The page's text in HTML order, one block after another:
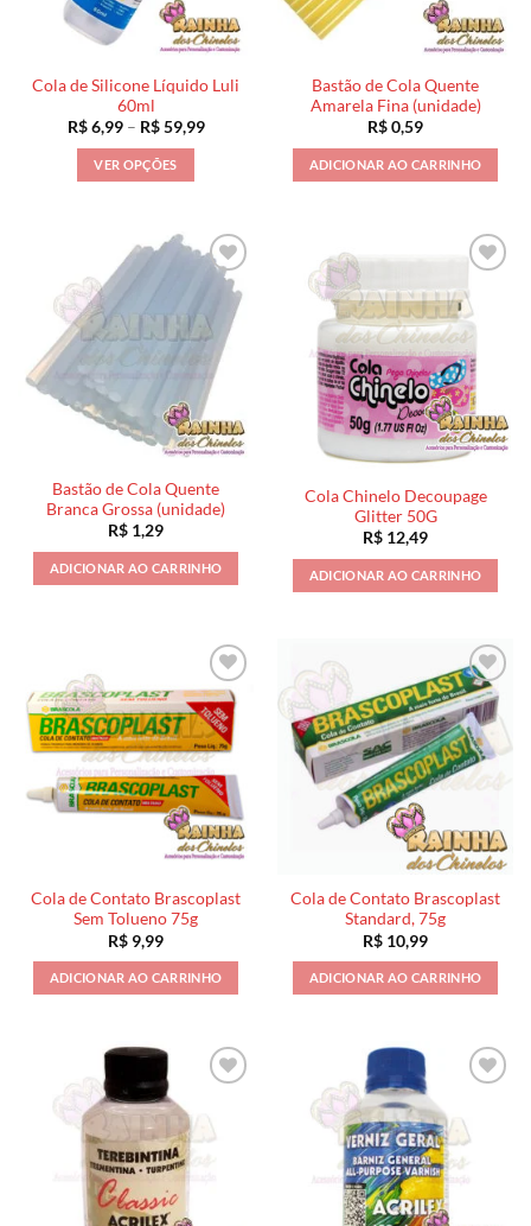
escolhidas
do
produto
Cola de Silicone Líquido Luli
60ml
R$6,99 – R$59,99Faixa
VER OPÇÕES
tem
As
opções
podem
escolhidas
na
do
produto
Bastão de Cola Quente
Amarela Fina (unidade)
R$0,59
ADICIONAR AO CARRINHO
Bastão de Cola Quente
Branca Grossa (unidade)
R$ 1,29
ADICIONAR AO CARRINHO
Cola Chinelo Decoupage
Glitter 50G
R$ 12,49
ADICIONAR AO CARRINHO
Cola de Contato Brascoplast
Sem Tolueno 75g
R$ 9,99
ADICIONAR AO CARRINHO
Cola de Contato Brascoplast
Standard, 75g
R$ 10,99
ADICIONAR AO CARRINHO